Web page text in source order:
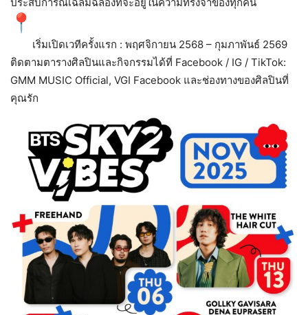
เริ่มเปิดเวทีครั้งแรก : พฤศจิกายน 2568 – กุมภาพันธ์ 2569
ติดตามตารางศิลปินและกิจกรรมได้ที่ Facebook / IG / TikTok:
GMM MUSIC Official, VGI Facebook และช่องทางของศิลปินที่
คุณรัก